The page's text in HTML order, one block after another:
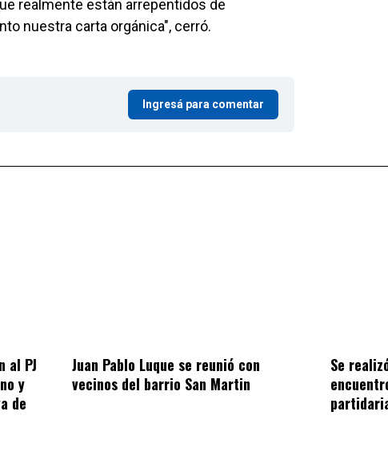
realmente están arrepentidos de
nuestra carta orgánica", cerró.
Ingresá para comentar
al PJ
y
de
Juan Pablo Luque se reunió con
vecinos del barrio San Martin
Se